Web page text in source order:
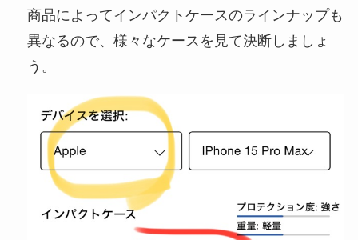
商品によってインパクトケースのラインナップも
異なるので、様々なケースを見て決断しましょ
う。